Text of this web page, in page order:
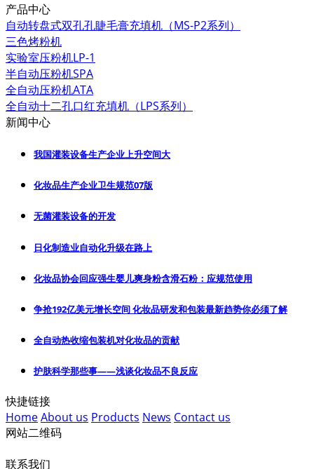
产品中心
自动转盘式双孔孔睫毛膏充填机（MS-P2系列）
三色烤粉机
实验室压粉机LP-1
半自动压粉机SPA
全自动压粉机ATA
全自动十二孔口红充填机（LPS系列）
新闻中心
我国灌装设备生产企业上升空间大
化妆品生产企业卫生规范07版
无菌灌装设备的开发
日化制造业自动化升级在路上
化妆品协会回应强生婴儿爽身粉含滑石粉：应规范使用
争抢192亿美元增长空间 化妆品研发和包装最新趋势你必须了解
全自动热收缩包装机对化妆品的贡献
护肤科学那些事——浅谈化妆品不良反应
快捷链接
HomeAbout us Products News Contact us
网站二维码
联系我们